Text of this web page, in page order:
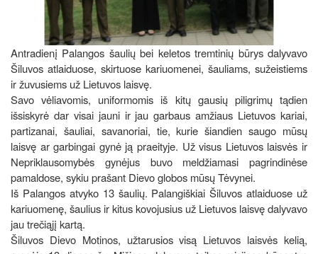
Antradienį Palangos šaulių bei keletos tremtinių būrys dalyvavo
Šiluvos atlaiduose, skirtuose kariuomenei, šauliams, sužeistiems
ir žuvusiems už Lietuvos laisvę.
Savo vėliavomis, uniformomis iš kitų gausių piligrimų tądien
išsiskyrė dar visai jauni ir jau garbaus amžiaus Lietuvos kariai,
partizanai, šauliai, savanoriai, tie, kurie šiandien saugo mūsų
laisvę ar garbingai gynė ją praeityje. Už visus Lietuvos laisvės ir
Nepriklausomybės gynėjus buvo meldžiamasi pagrindinėse
pamaldose, sykiu prašant Dievo globos mūsų Tėvynei.
Iš Palangos atvyko 13 šaulių. Palangiškiai Šiluvos atlaiduose už
kariuomenę, šaulius ir kitus kovojusius už Lietuvos laisvę dalyvavo
jau trečiąjį kartą.
Šiluvos Dievo Motinos, užtarusios visą Lietuvos laisvės kelią,